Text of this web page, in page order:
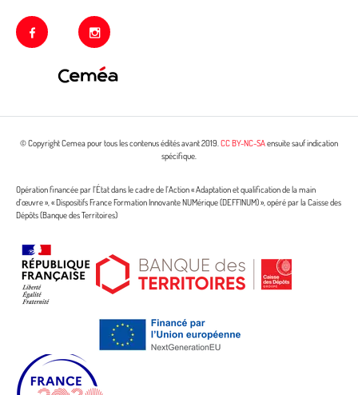
facebook instagram
© Copyright Cemea pour tous les contenus édités avant 2019.CC BY-NC-SAensuite sauf indication
spécifique.
Opération financée par l’État dans le cadre de l’Action « Adaptation et qualification de la main
d’œuvre », « Dispositifs France Formation Innovante NUMérique (DEFFINUM) », opéré par la Caisse des
Dépôts (Banque des Territoires)